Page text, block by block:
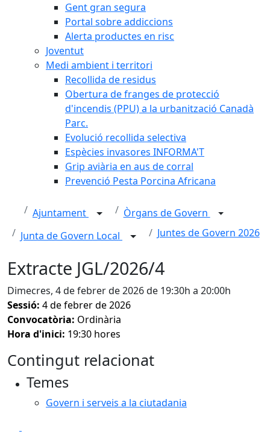
Gent gran segura
Portal sobre addiccions
Alerta productes en risc
Joventut
Medi ambient i territori
Recollida de residus
Obertura de franges de protecció
d'incendis (PPU) a la urbanització Canadà
Parc.
Evolució recollida selectiva
Espècies invasores INFORMA'T
Grip aviària en aus de corral
Prevenció Pesta Porcina Africana
Ajuntament
Òrgans de Govern
Junta de Govern Local
Juntes de Govern 2026
Extracte JGL/2026/4
Dimecres, 4 de febrer de 2026 de 19:30h a 20:00h
Sessió: 4 de febrer de 2026
Convocatòria: Ordinària
Hora d'inici: 19:30 hores
Contingut relacionat
Temes
Govern i serveis a la ciutadania